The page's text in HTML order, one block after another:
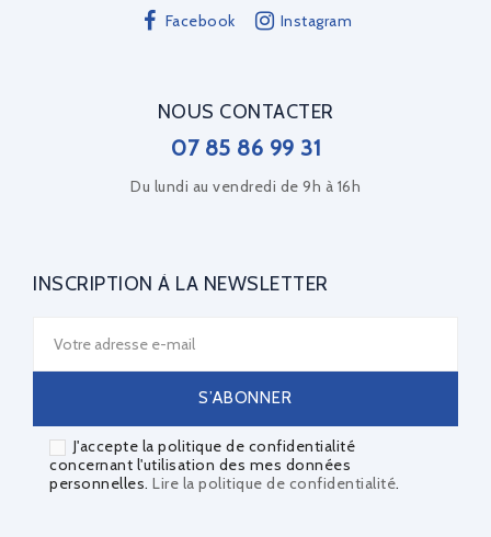
Facebook Instagram
NOUS CONTACTER
07 85 86 99 31
Du lundi au vendredi de 9h à 16h
INSCRIPTION À LA NEWSLETTER
J'accepte la politique de confidentialité
concernant l'utilisation des mes données
personnelles. Lire la politique de confidentialité.